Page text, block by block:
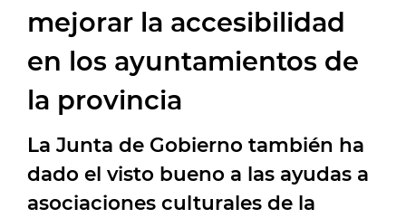
mejorar la accesibilidad
en los ayuntamientos de
la provincia
La Junta de Gobierno también ha
dado el visto bueno a las ayudas a
asociaciones culturales de la